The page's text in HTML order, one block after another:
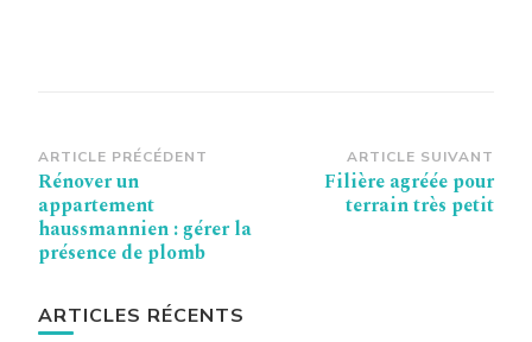
Navigation
d’article
ARTICLE PRÉCÉDENT
Rénover un
appartement
haussmannien : gérer la
présence de plomb
ARTICLE SUIVANT
Filière agréée pour
terrain très petit
ARTICLES RÉCENTS